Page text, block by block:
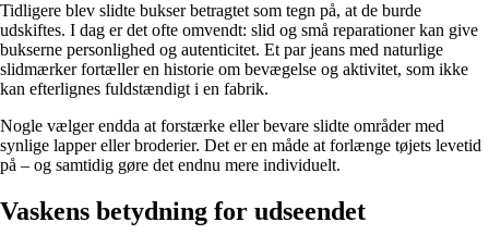
Tidligere blev slidte bukser betragtet som tegn på, at de burde
udskiftes. I dag er det ofte omvendt: slid og små reparationer kan give
bukserne personlighed og autenticitet. Et par jeans med naturlige
slidmærker fortæller en historie om bevægelse og aktivitet, som ikke
kan efterlignes fuldstændigt i en fabrik.
Nogle vælger endda at forstærke eller bevare slidte områder med
synlige lapper eller broderier. Det er en måde at forlænge tøjets levetid
på – og samtidig gøre det endnu mere individuelt.
Vaskens betydning for udseendet